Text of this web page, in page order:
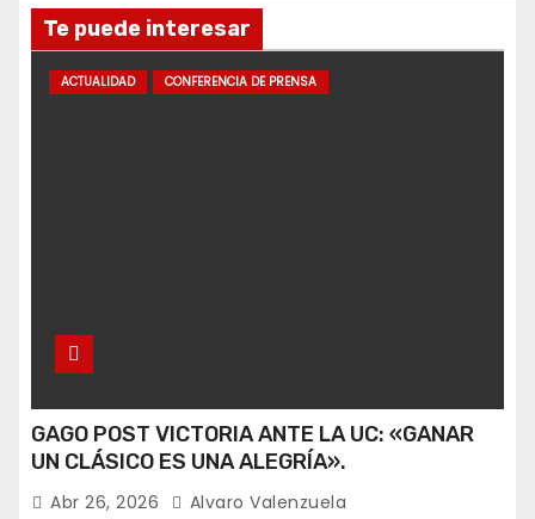
Te puede interesar
ACTUALIDAD CONFERENCIA DE PRENSA
GAGO POST VICTORIA ANTE LA UC: «GANAR
UN CLÁSICO ES UNA ALEGRÍA».
Abr 26, 2026 Alvaro Valenzuela